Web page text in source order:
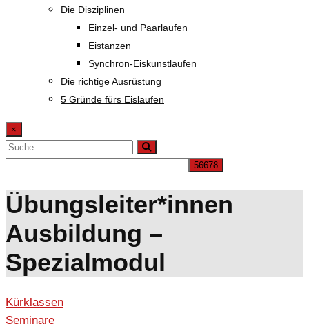
Die Disziplinen
Einzel- und Paarlaufen
Eistanzen
Synchron-Eiskunstlaufen
Die richtige Ausrüstung
5 Gründe fürs Eislaufen
×
Übungsleiter*innen
Ausbildung –
Spezialmodul
Kürklassen
Seminare